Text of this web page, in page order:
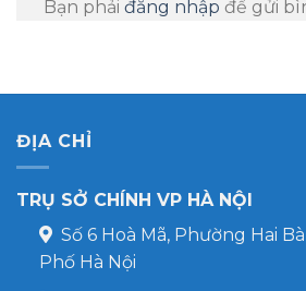
Bạn phải đăng nhập để gửi
ĐỊA CHỈ
TRỤ SỞ CHÍNH VP HÀ NỘI
Số 6 Hoà Mã, Phường Hai
Phố Hà Nội